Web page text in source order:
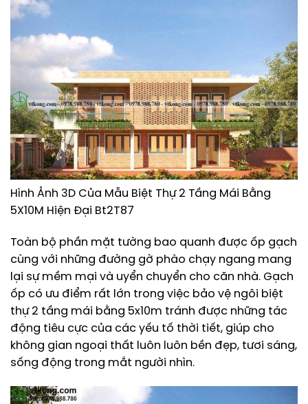
Hình Ảnh 3D Của Mẫu Biệt Thự 2 Tầng Mái Bằng
5X10M Hiện Đại Bt2T87
Toàn bộ phần mặt tường bao quanh được ốp gạch
cùng với những đường gờ phào chạy ngang mang
lại sự mềm mại và uyển chuyển cho căn nhà. Gạch
ốp có ưu điểm rất lớn trong việc bảo vệ ngôi biệt
thự 2 tầng mái bằng 5x10m tránh được những tác
động tiêu cực của các yếu tố thời tiết, giúp cho
không gian ngoại thất luôn luôn bền đẹp, tươi sáng,
sống động trong mắt người nhìn.